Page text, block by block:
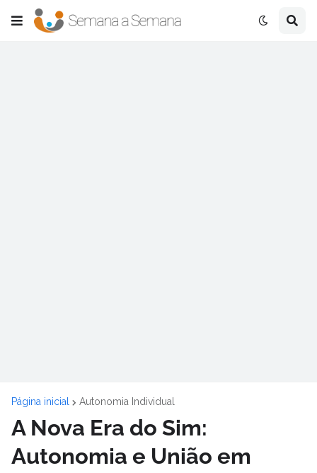
Página inicial Autonomia Individual
A Nova Era do Sim:
Autonomia e União em